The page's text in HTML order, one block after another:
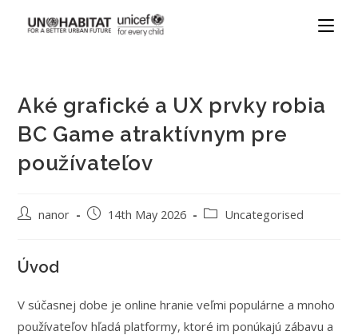
Aké grafické a UX prvky robia
BC Game atraktívnym pre
používateľov
nanor 14th May 2026 Uncategorised
Úvod
V súčasnej dobe je online hranie veľmi populárne a mnoho
používateľov hľadá platformy, ktoré im ponúkajú zábavu a